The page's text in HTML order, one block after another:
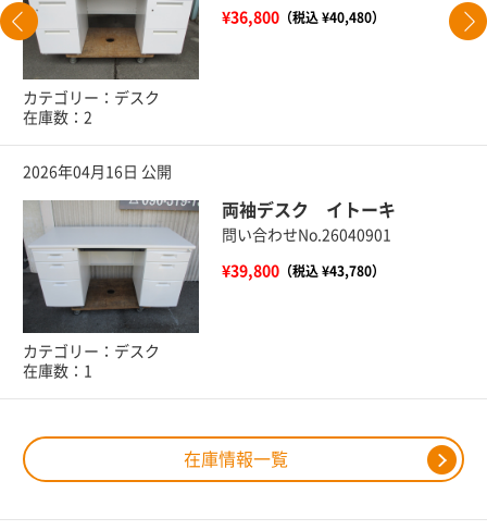
在庫情報一覧
¥36,800（税込 ¥40,480）
カテゴリー：デスク
在庫数：2
2026年04月16日 公開
両袖デスク イトーキ
問い合わせNo.26040901
¥39,800（税込 ¥43,780）
カテゴリー：デスク
在庫数：1